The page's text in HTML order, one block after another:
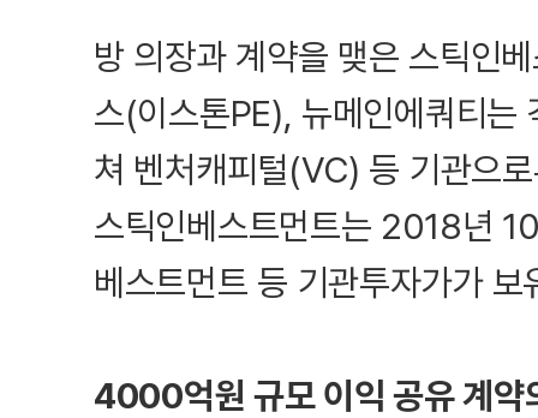
방 의장과 계약을 맺은 스틱인
스(이스톤PE), 뉴메인에쿼티
쳐 벤처캐피털(VC) 등 기관으
스틱인베스트먼트는 2018년
베스트먼트 등 기관투자가가
4000억원 규모 이익 공유 계약